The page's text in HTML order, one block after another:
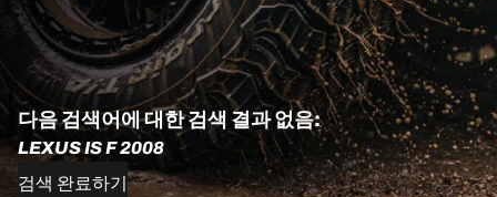
다음 검색어에 대한 검색 결과 없음:
LEXUS IS F 2008
검색 완료하기